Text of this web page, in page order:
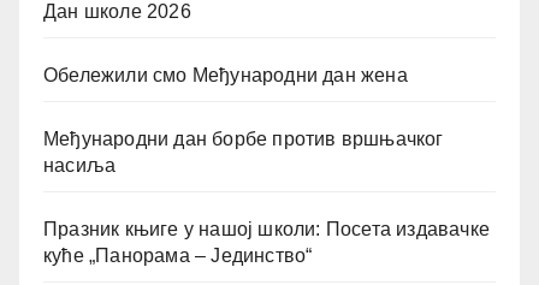
Дан школе 2026
Обележили смо Међународни дан жена
Међународни дан борбе против вршњачког
насиља
Празник књиге у нашој школи: Посета издавачке
куће „Панорама – Јединство“